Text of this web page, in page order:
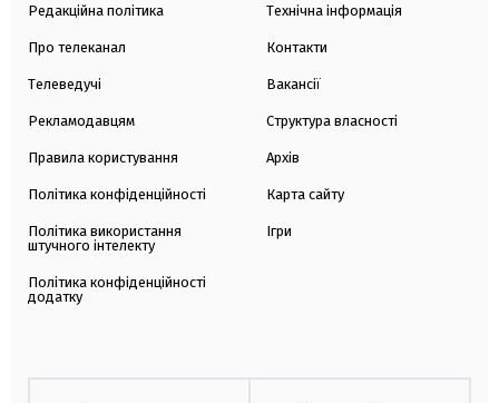
Редакційна політика
Про телеканал
Телеведучі
Рекламодавцям
Правила користування
Політика конфіденційності
Політика використання
штучного інтелекту
Політика конфіденційності
додатку
Технічна інформація
Контакти
Вакансії
Структура власності
Архів
Карта сайту
Ігри